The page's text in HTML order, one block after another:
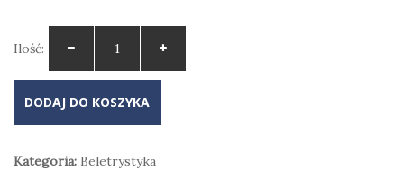
Ilość:
DODAJ DO KOSZYKA
Kategoria: Beletrystyka